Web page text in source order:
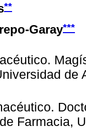
**
Garay***
de
Farmacia,